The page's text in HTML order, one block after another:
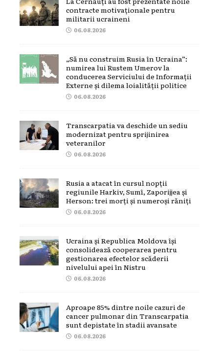
contracte motivaționale pentru
militarii ucraineni
06.08.2026
„Să nu construim Rusia în Ucraina”:
numirea lui Rustem Umerov la
conducerea Serviciului de Informații
Externe și dilema loialității politice
06.08.2026
Transcarpatia va deschide un sediu
modernizat pentru sprijinirea
veteranilor
06.08.2026
Rusia a atacat în cursul nopții
regiunile Harkiv, Sumî, Zaporijjea și
Herson: trei morți și numeroși răniți
06.08.2026
Ucraina și Republica Moldova își
consolidează cooperarea pentru
gestionarea efectelor scăderii
nivelului apei în Nistru
06.08.2026
Aproape 85% dintre noile cazuri de
cancer pulmonar din Transcarpatia
sunt depistate în stadii avansate
06.08.2026